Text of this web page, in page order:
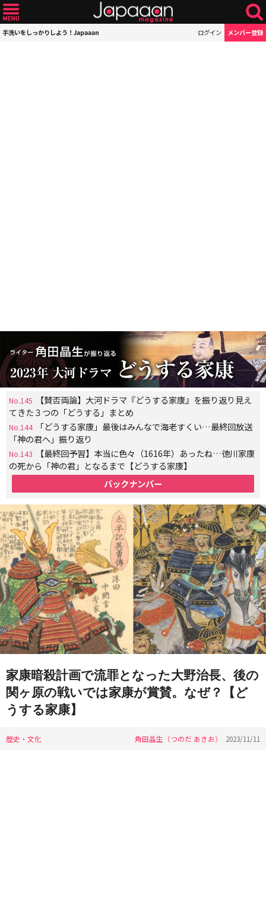
手洗いをしっかりしよう！Japaaan ログイン メンバー登録
No.145
【賛否両論】大河ドラマ『どうする家康』を振り返り見え
てきた３つの「どうする」まとめ
No.144
「どうする家康」最後はみんなで海老すくい…最終回放送
「神の君へ」振り返り
No.143
【最終回予習】本当に色々（1616年）あったね…徳川家康
の死から「神の君」となるまで【どうする家康】
バックナンバー
家康暗殺計画で流罪となった大野治長、後の
関ヶ原の戦いでは家康が賞賛。なぜ？【ど
うする家康】
歴史・文化 角田晶生（つのだ あきお） 2023/11/11